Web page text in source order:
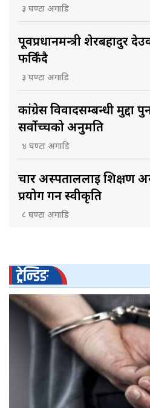
३ घण्टा अगाडि
पूर्वप्रधानमन्त्री शेरबहादुर
फर्किँदै
३ घण्टा अगाडि
कांग्रेस विवादसम्बन्धी मुद्दा
सर्वोच्चको अनुमति
४ घण्टा अगाडि
चार अस्पताललाई शिक्षण
प्रयोग गर्न स्वीकृति
८ घण्टा अगाडि
ट्रेन्डिङ